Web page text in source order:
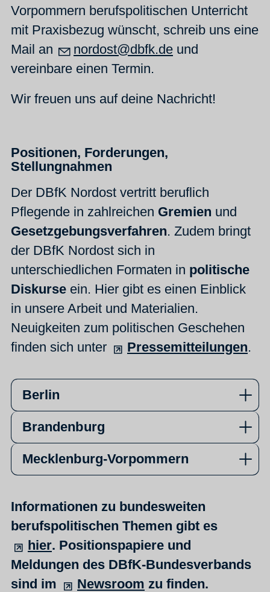
Vorpommern berufspolitischen Unterricht
mit Praxisbezug wünscht, schreib uns eine
Mail an
nordost@dbfk.de und
vereinbare einen Termin.
Wir freuen uns auf deine Nachricht!
Positionen, Forderungen,
Stellungnahmen
Der DBfK Nordost vertritt beruflich
Pflegende in zahlreichen Gremien und
Gesetzgebungsverfahren. Zudem bringt
der DBfK Nordost sich in
unterschiedlichen Formaten in politische
Diskurse ein. Hier gibt es einen Einblick
in unsere Arbeit und Materialien.
Neuigkeiten zum politischen Geschehen
finden sich unter
Pressemitteilungen.
Berlin
Brandenburg
Mecklenburg-Vorpommern
Informationen zu bundesweiten
berufspolitischen Themen gibt es
hier. Positionspapiere und
Meldungen des DBfK-Bundesverbands
sind im
Newsroom zu finden.